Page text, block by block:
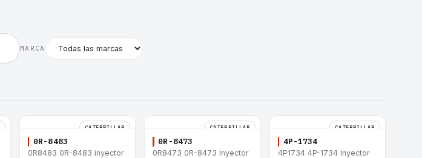
MARCA
CATERPILLAR
0R-8483
0R8483 0R-8483 inyector
CATERPILLAR
0R-8473
0R8473 0R-8473 Inyector
CATERPILLAR
4P-1734
4P1734 4P-1734 Inyector